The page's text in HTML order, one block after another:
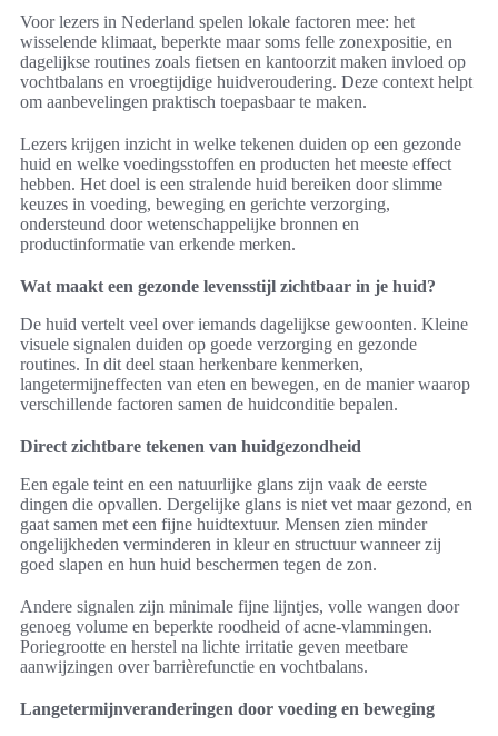
Voor lezers in Nederland spelen lokale factoren mee: het
wisselende klimaat, beperkte maar soms felle zonexpositie, en
dagelijkse routines zoals fietsen en kantoorzit maken invloed op
vochtbalans en vroegtijdige huidveroudering. Deze context helpt
om aanbevelingen praktisch toepasbaar te maken.
Lezers krijgen inzicht in welke tekenen duiden op een gezonde
huid en welke voedingsstoffen en producten het meeste effect
hebben. Het doel is een stralende huid bereiken door slimme
keuzes in voeding, beweging en gerichte verzorging,
ondersteund door wetenschappelijke bronnen en
productinformatie van erkende merken.
Wat maakt een gezonde levensstijl zichtbaar in je huid?
De huid vertelt veel over iemands dagelijkse gewoonten. Kleine
visuele signalen duiden op goede verzorging en gezonde
routines. In dit deel staan herkenbare kenmerken,
langetermijneffecten van eten en bewegen, en de manier waarop
verschillende factoren samen de huidconditie bepalen.
Direct zichtbare tekenen van huidgezondheid
Een egale teint en een natuurlijke glans zijn vaak de eerste
dingen die opvallen. Dergelijke glans is niet vet maar gezond, en
gaat samen met een fijne huidtextuur. Mensen zien minder
ongelijkheden verminderen in kleur en structuur wanneer zij
goed slapen en hun huid beschermen tegen de zon.
Andere signalen zijn minimale fijne lijntjes, volle wangen door
genoeg volume en beperkte roodheid of acne-vlammingen.
Poriegrootte en herstel na lichte irritatie geven meetbare
aanwijzingen over barrièrefunctie en vochtbalans.
Langetermijnveranderingen door voeding en beweging